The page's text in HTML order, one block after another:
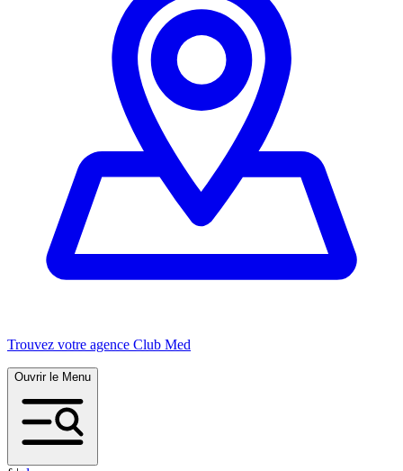
Trouvez votre agence Club Med
Ouvrir le Menu